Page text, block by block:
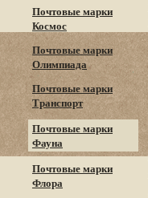
Почтовые марки
Космос
Почтовые марки
Олимпиада
Почтовые марки
Транспорт
Почтовые марки
Фауна
Почтовые марки
Флора